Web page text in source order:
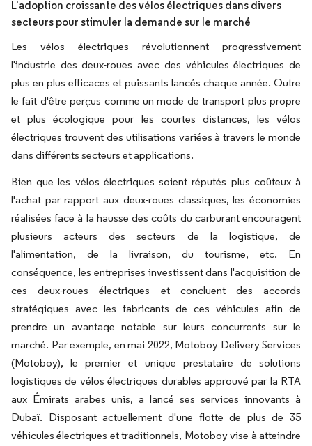
L'adoption croissante des vélos électriques dans divers
secteurs pour stimuler la demande sur le marché
Les vélos électriques révolutionnent progressivement
l'industrie des deux-roues avec des véhicules électriques de
plus en plus efficaces et puissants lancés chaque année. Outre
le fait d'être perçus comme un mode de transport plus propre
et plus écologique pour les courtes distances, les vélos
électriques trouvent des utilisations variées à travers le monde
dans différents secteurs et applications.
Bien que les vélos électriques soient réputés plus coûteux à
l'achat par rapport aux deux-roues classiques, les économies
réalisées face à la hausse des coûts du carburant encouragent
plusieurs acteurs des secteurs de la logistique, de
l'alimentation, de la livraison, du tourisme, etc. En
conséquence, les entreprises investissent dans l'acquisition de
ces deux-roues électriques et concluent des accords
stratégiques avec les fabricants de ces véhicules afin de
prendre un avantage notable sur leurs concurrents sur le
marché. Par exemple, en mai 2022, Motoboy Delivery Services
(Motoboy), le premier et unique prestataire de solutions
logistiques de vélos électriques durables approuvé par la RTA
aux Émirats arabes unis, a lancé ses services innovants à
Dubaï. Disposant actuellement d'une flotte de plus de 35
véhicules électriques et traditionnels, Motoboy vise à atteindre